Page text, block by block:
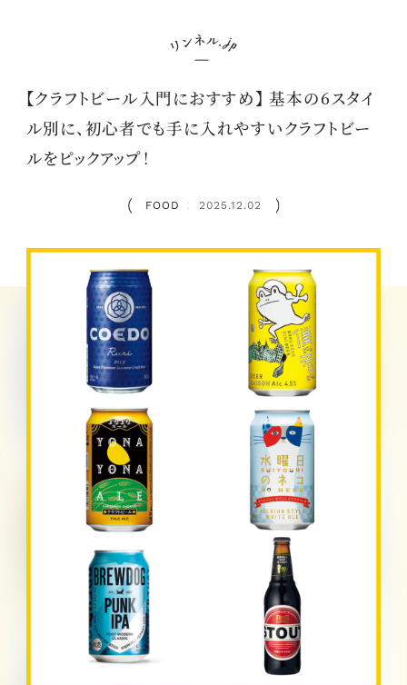
【クラフトビール入門におすすめ】 基本の6スタイ
ル別に、初心者でも手に入れやすいクラフトビー
ルをピックアップ！
FOOD ： 2025.12.02